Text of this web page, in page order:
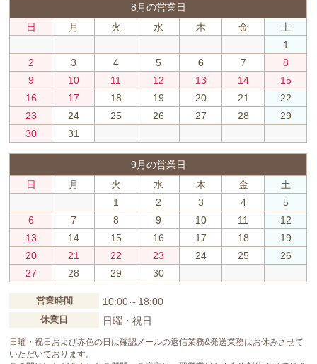
8月の営業日
日
月 火 水 木 金
土
1
2
3 4 5 6 7
8
9
10 11 12 13 14
15
16
17 18 19 20 21
22
23
24 25 26 27 28
29
30
31
9月の営業日
日
月 火 水 木 金
土
1
2 3 4
5
6
7 8 9 10 11
12
13
14 15 16 17 18
19
20
21 22 23 24 25
26
27
28 29 30
営業時間 10:00～18:00
休業日 日曜・祝日
日曜・祝日および赤色の日は確認メールの返信業務&発送業務はお休みさせて
いただいております。